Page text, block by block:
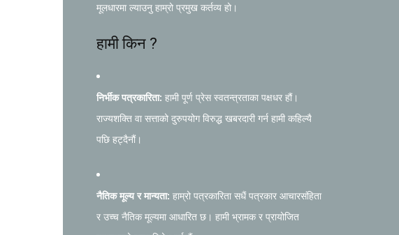
मूलधारमा ल्याउनु हाम्रो प्रमुख कर्तव्य हो।
हामी किन ?
निर्भीक पत्रकारिता: हामी पूर्ण प्रेस स्वतन्त्रताका पक्षधर हौं।
राज्यशक्ति वा सत्ताको दुरुपयोग विरुद्ध खबरदारी गर्न हामी कहिल्यै
पछि हट्दैनौं।
नैतिक मूल्य र मान्यता: हाम्रो पत्रकारिता सधैं पत्रकार आचारसंहिता
र उच्च नैतिक मूल्यमा आधारित छ। हामी भ्रामक र प्रायोजित